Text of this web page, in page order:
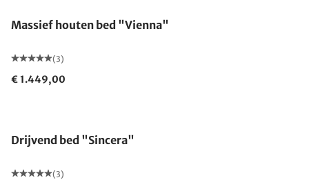
Massief houten bed "Vienna"
(3)
€ 1.449,00
Drijvend bed "Sincera"
(3)